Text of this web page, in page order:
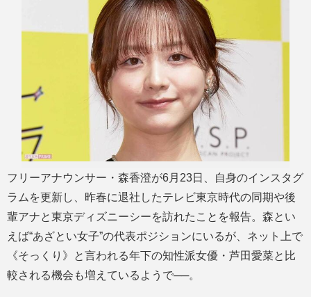
フリーアナウンサー・森香澄が6月23日、自身のインスタグ
ラムを更新し、昨春に退社したテレビ東京時代の同期や後
輩アナと東京ディズニーシーを訪れたことを報告。森とい
えば“あざとい女子”の代表ポジションにいるが、ネット上で
《そっくり》と言われる年下の知性派女優・芦田愛菜と比
較される機会も増えているようで──。